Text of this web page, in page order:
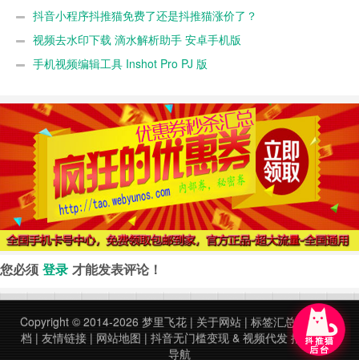
抖音小程序抖推猫免费了还是抖推猫涨价了？
视频去水印下载 滴水解析助手 安卓手机版
手机视频编辑工具 Inshot Pro PJ 版
您必须 登录 才能发表评论！
Copyright © 2014-2026 梦里飞花 | 关于网站 | 标签汇总|
文章归
档 | 友情链接| 网站地图 | 抖音无门槛变现& 视频代发 推荐常用
导航